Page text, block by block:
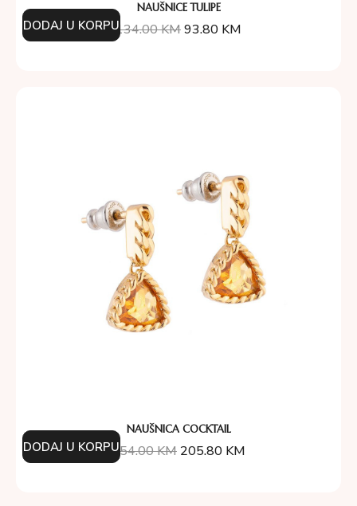
NAUŠNICE TULIPE
134.00KM93.80 KM
DODAJ U KORPU
NAUŠNICA COCKTAIL
254.00KM 205.80 KM
DODAJ U KORPU